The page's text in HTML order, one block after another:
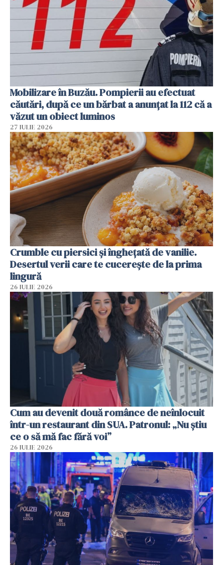
Mobilizare în Buzău. Pompierii au efectuat
căutări, după ce un bărbat a anunțat la 112 că a
văzut un obiect luminos
27 IULIE 2026
Crumble cu piersici și înghețată de vanilie.
Desertul verii care te cucerește de la prima
lingură
26 IULIE 2026
Cum au devenit două românce de neînlocuit
într-un restaurant din SUA. Patronul: „Nu știu
ce o să mă fac fără voi”
26 IULIE 2026